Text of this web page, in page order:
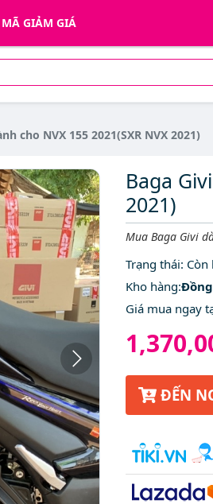
MÃ GIẢM GIÁ
cho NVX 155 2021(SXR NVX 2021)
Baga
2021)
Mô tả
Mua Baga Givi
Trạng thái: Còn
Kho hàng:
Giá mua ngay
ĐẾN